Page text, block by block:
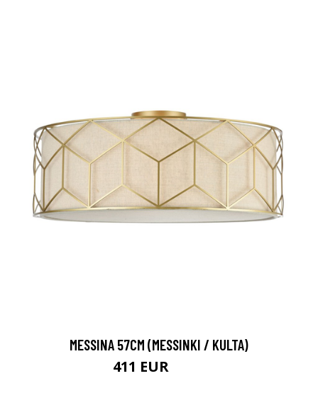
MESSINA 57CM (MESSINKI / KULTA)
411 EUR